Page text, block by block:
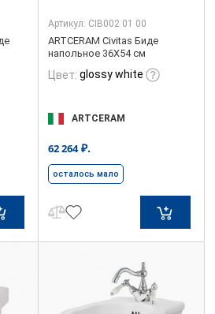
Артикул: CIB002 01 00
ARTCERAM Civitas Биде
напольное 36X54 см
Цвет: glossy white
ARTCERAM
62 264₽.
осталось мало